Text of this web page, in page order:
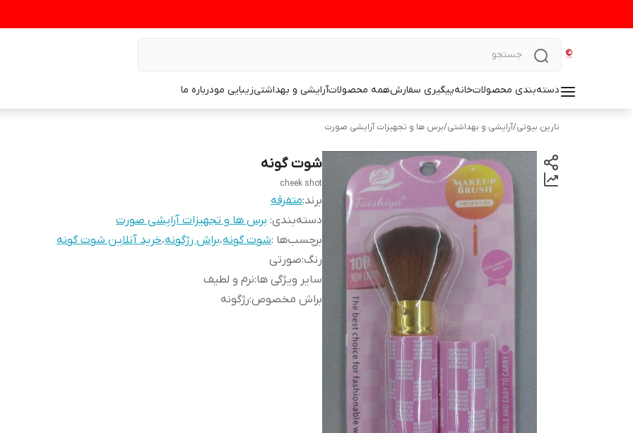
دسته‌بندی محصولاتخانهپیگیری سفارشهمه محصولاتآرایشی و بهداشتیزیبایی مودرباره ما
نارین بیوتی/آرایشی و بهداشتی/برس ها و تجهیزات آرایشی صورت
شوت گونه
cheek shot
برند:متفرقه
دسته‌بندی: برس ها و تجهیزات آرایشی صورت
برچسب‌ها :شوت گونه،براش رژگونه،خرید آنلاین شوت گونه
رنگ:صورتی
سایر ویژگی ها:نرم و لطیف
براش مخصوص:رژگونه